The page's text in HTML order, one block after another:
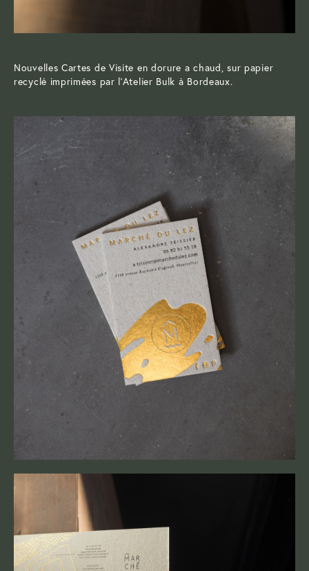
Nouvelles Cartes de Visite en dorure a chaud, sur papier
recyclé imprimées par l’Atelier Bulk à Bordeaux.